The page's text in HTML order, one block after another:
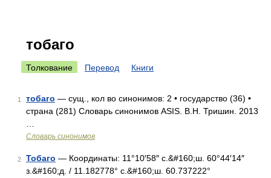
тобаго
Толкование Перевод Книги
1 тобаго — сущ., кол во синонимов: 2 • государство (36) •
страна (281) Словарь синонимов ASIS. В.Н. Тришин. 2013
Словарь синонимов
2 Тобаго — Координаты: 11°10′58″ с.&#160;ш. 60°44′14″
з.&#160;д. / 11.182778° с.&#160;ш. 60.737222°